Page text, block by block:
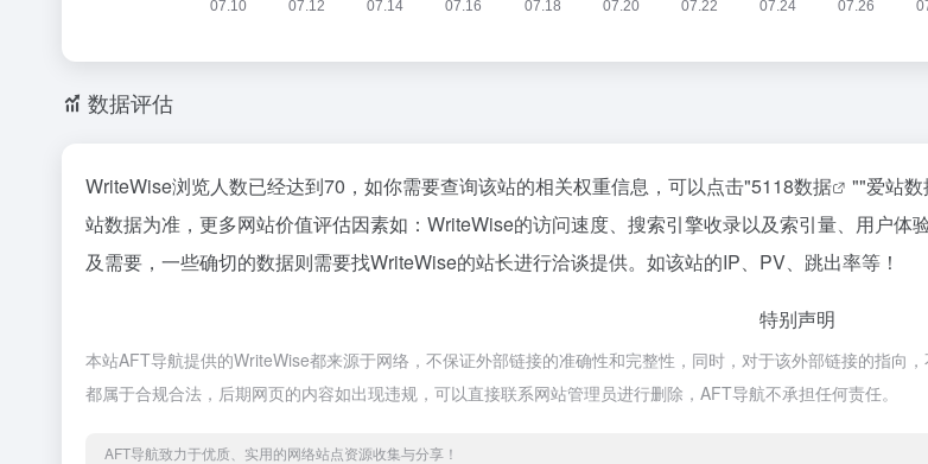
数据评估
WriteWise浏览人数已经达到70，如你需要查询该站的相关权重信息，可以点击"5118数据 ""爱站数
站数据为准，更多网站价值评估因素如：WriteWise的访问速度、搜索引擎收录以及索引量、用户
及需要，一些确切的数据则需要找WriteWise的站长进行洽谈提供。如该站的IP、PV、跳出率等！
特别声明
本站AFT导航提供的WriteWise都来源于网络，不保证外部链接的准确性和完整性，同时，对于该外部链接的指向
都属于合规合法，后期网页的内容如出现违规，可以直接联系网站管理员进行删除，AFT导航不承担任何责任。
AFT导航致力于优质、实用的网络站点资源收集与分享！